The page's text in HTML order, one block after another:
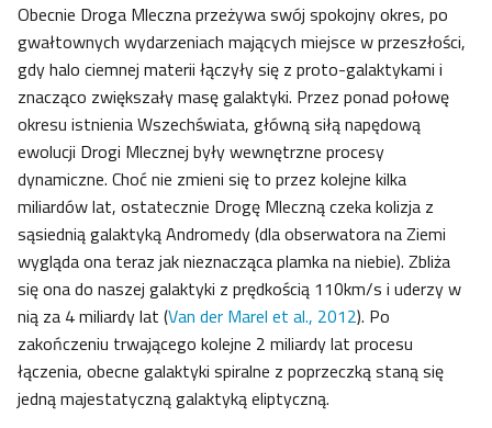
Obecnie Droga Mleczna przeżywa swój spokojny okres, po
gwałtownych wydarzeniach mających miejsce w przeszłości,
gdy halo ciemnej materii łączyły się z proto-galaktykami i
znacząco zwiększały masę galaktyki. Przez ponad połowę
okresu istnienia Wszechświata, główną siłą napędową
ewolucji Drogi Mlecznej były wewnętrzne procesy
dynamiczne. Choć nie zmieni się to przez kolejne kilka
miliardów lat, ostatecznie Drogę Mleczną czeka kolizja z
sąsiednią galaktyką Andromedy (dla obserwatora na Ziemi
wygląda ona teraz jak nieznacząca plamka na niebie). Zbliża
się ona do naszej galaktyki z prędkością 110km/s i uderzy w
nią za 4 miliardy lat (Van der Marel et al., 2012). Po
zakończeniu trwającego kolejne 2 miliardy lat procesu
łączenia, obecne galaktyki spiralne z poprzeczką staną się
jedną majestatyczną galaktyką eliptyczną.